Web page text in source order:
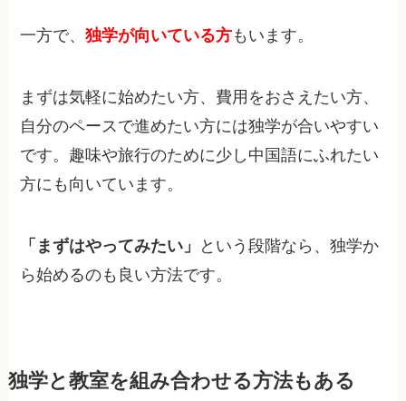
一方で、独学が向いている方もいます。
まずは気軽に始めたい方、費用をおさえたい方、
自分のペースで進めたい方には独学が合いやすい
です。趣味や旅行のために少し中国語にふれたい
方にも向いています。
「まずはやってみたい」
という段階なら、独学か
ら始めるのも良い方法です。
独学と教室を組み合わせる方法もある